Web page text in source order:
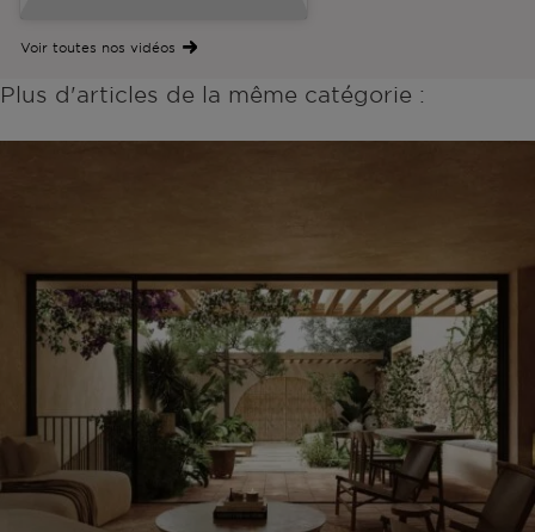
Voir toutes nos vidéos
Plus d'articles de la même catégorie :